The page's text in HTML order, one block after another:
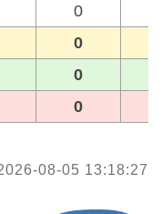
0
0
0
0
08-05 13:18:27